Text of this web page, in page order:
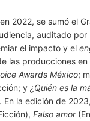
2022, se sumó el
auditado por
el impacto y el
las producciones en
Awards México;
y ¿Quién es la
En la edición de
Falso amor